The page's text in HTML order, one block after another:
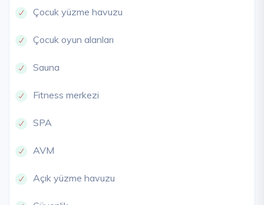
Çocuk yüzme havuzu
Çocuk oyun alanları
Sauna
Fitness merkezi
SPA
AVM
Açık yüzme havuzu